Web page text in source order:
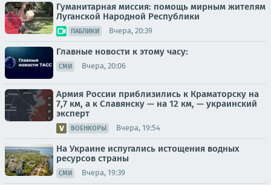
Гуманитарная миссия: помощь мирным жителям
Луганской Народной Республики
ПАБЛИКИ Вчера, 20:39
Главные новости к этому часу:
СМИ Вчера, 20:06
Армия России приблизились к Краматорску на
7,7 км, а к Славянску — на 12 км, — украинский
эксперт
ВОЕНКОРЫ Вчера, 19:54
На Украине испугались истощения водных
ресурсов страны
СМИ Вчера, 19:39